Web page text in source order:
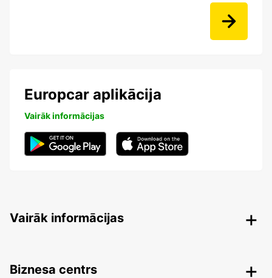
Europcar aplikācija
Vairāk informācijas
Vairāk informācijas
Biznesa centrs